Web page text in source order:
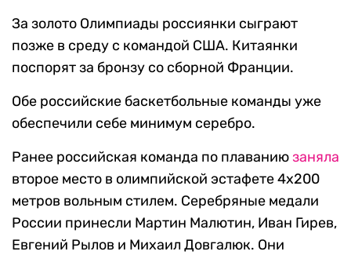
За золото Олимпиады россиянки сыграют
позже в среду с командой США. Китаянки
поспорят за бронзу со сборной Франции.
Обе российские баскетбольные команды уже
обеспечили себе минимум серебро.
Ранее российская команда по плаваниюзаняла
второе место в олимпийской эстафете 4х200
метров вольным стилем. Серебряные медали
России принесли Мартин Малютин, Иван Гирев,
Евгений Рылов и Михаил Довгалюк. Они